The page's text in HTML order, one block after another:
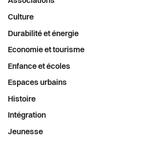
latéral
Culture
Durabilité et énergie
Economie et tourisme
Enfance et écoles
Espaces urbains
Histoire
Intégration
Jeunesse